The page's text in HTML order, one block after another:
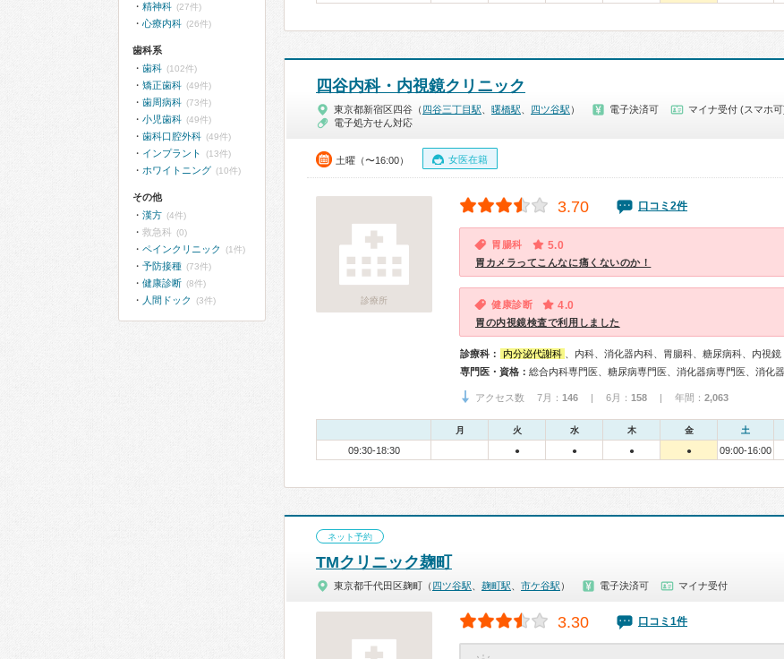
四谷内科・内視鏡クリニック
東京都新宿区四谷（ 四谷三丁目駅 曙橋駅 四ツ谷駅 ） 電子決済可
マイナ受付 (スマホ可
電子処方せん対応
土曜（〜16:00） 女医在籍
診療所
3.70 口コミ2件
胃腸科 5.0
胃カメラってこんなに痛くないのか！
健康診断 4.0
胃の内視鏡検査で利用しました
診療科： 内分泌代謝科
、内科、消化器内科、胃腸科、糖尿病科、内視鏡
専門医・資格： 総合内科専門医、糖尿病専門医、消化器病専門医、消化
アクセス数 7月： 146 | 6月： 158 | 年間： 2,063
月 火 水 木 金 土
09:30-18:30 ● ● ● ● 09:00-16:00
ネット予約
TMクリニック麹町
東京都千代田区麹町（ 四ツ谷駅 麹町駅 市ケ谷駅 ） 電子決済可 マイナ受付
3.30 口コミ1件
精神科 (27件)
心療内科 (26件)
歯科系
歯科 (102件)
矯正歯科 (49件)
歯周病科 (73件)
小児歯科 (49件)
歯科口腔外科 (49件)
インプラント (13件)
ホワイトニング (10件)
その他
漢方 (4件)
救急科 (0)
ペインクリニック (1件)
予防接種 (73件)
健康診断 (8件)
人間ドック (3件)